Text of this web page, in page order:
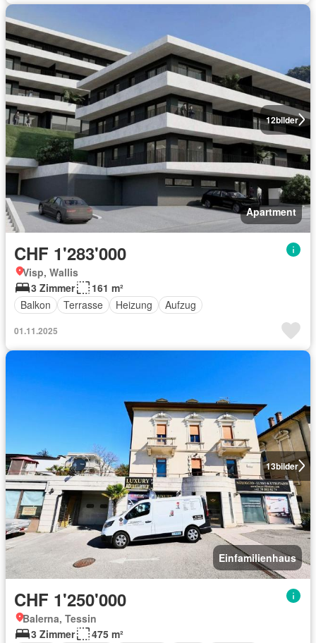
12bilder
Apartment
CHF 1'283'000
Visp, Wallis
3 Zimmer
161 m²
Balkon
Terrasse Heizung Aufzug
01.11.2025
13bilder
Einfamilienhaus
CHF 1'250'000
Balerna, Tessin
3 Zimmer
475 m²